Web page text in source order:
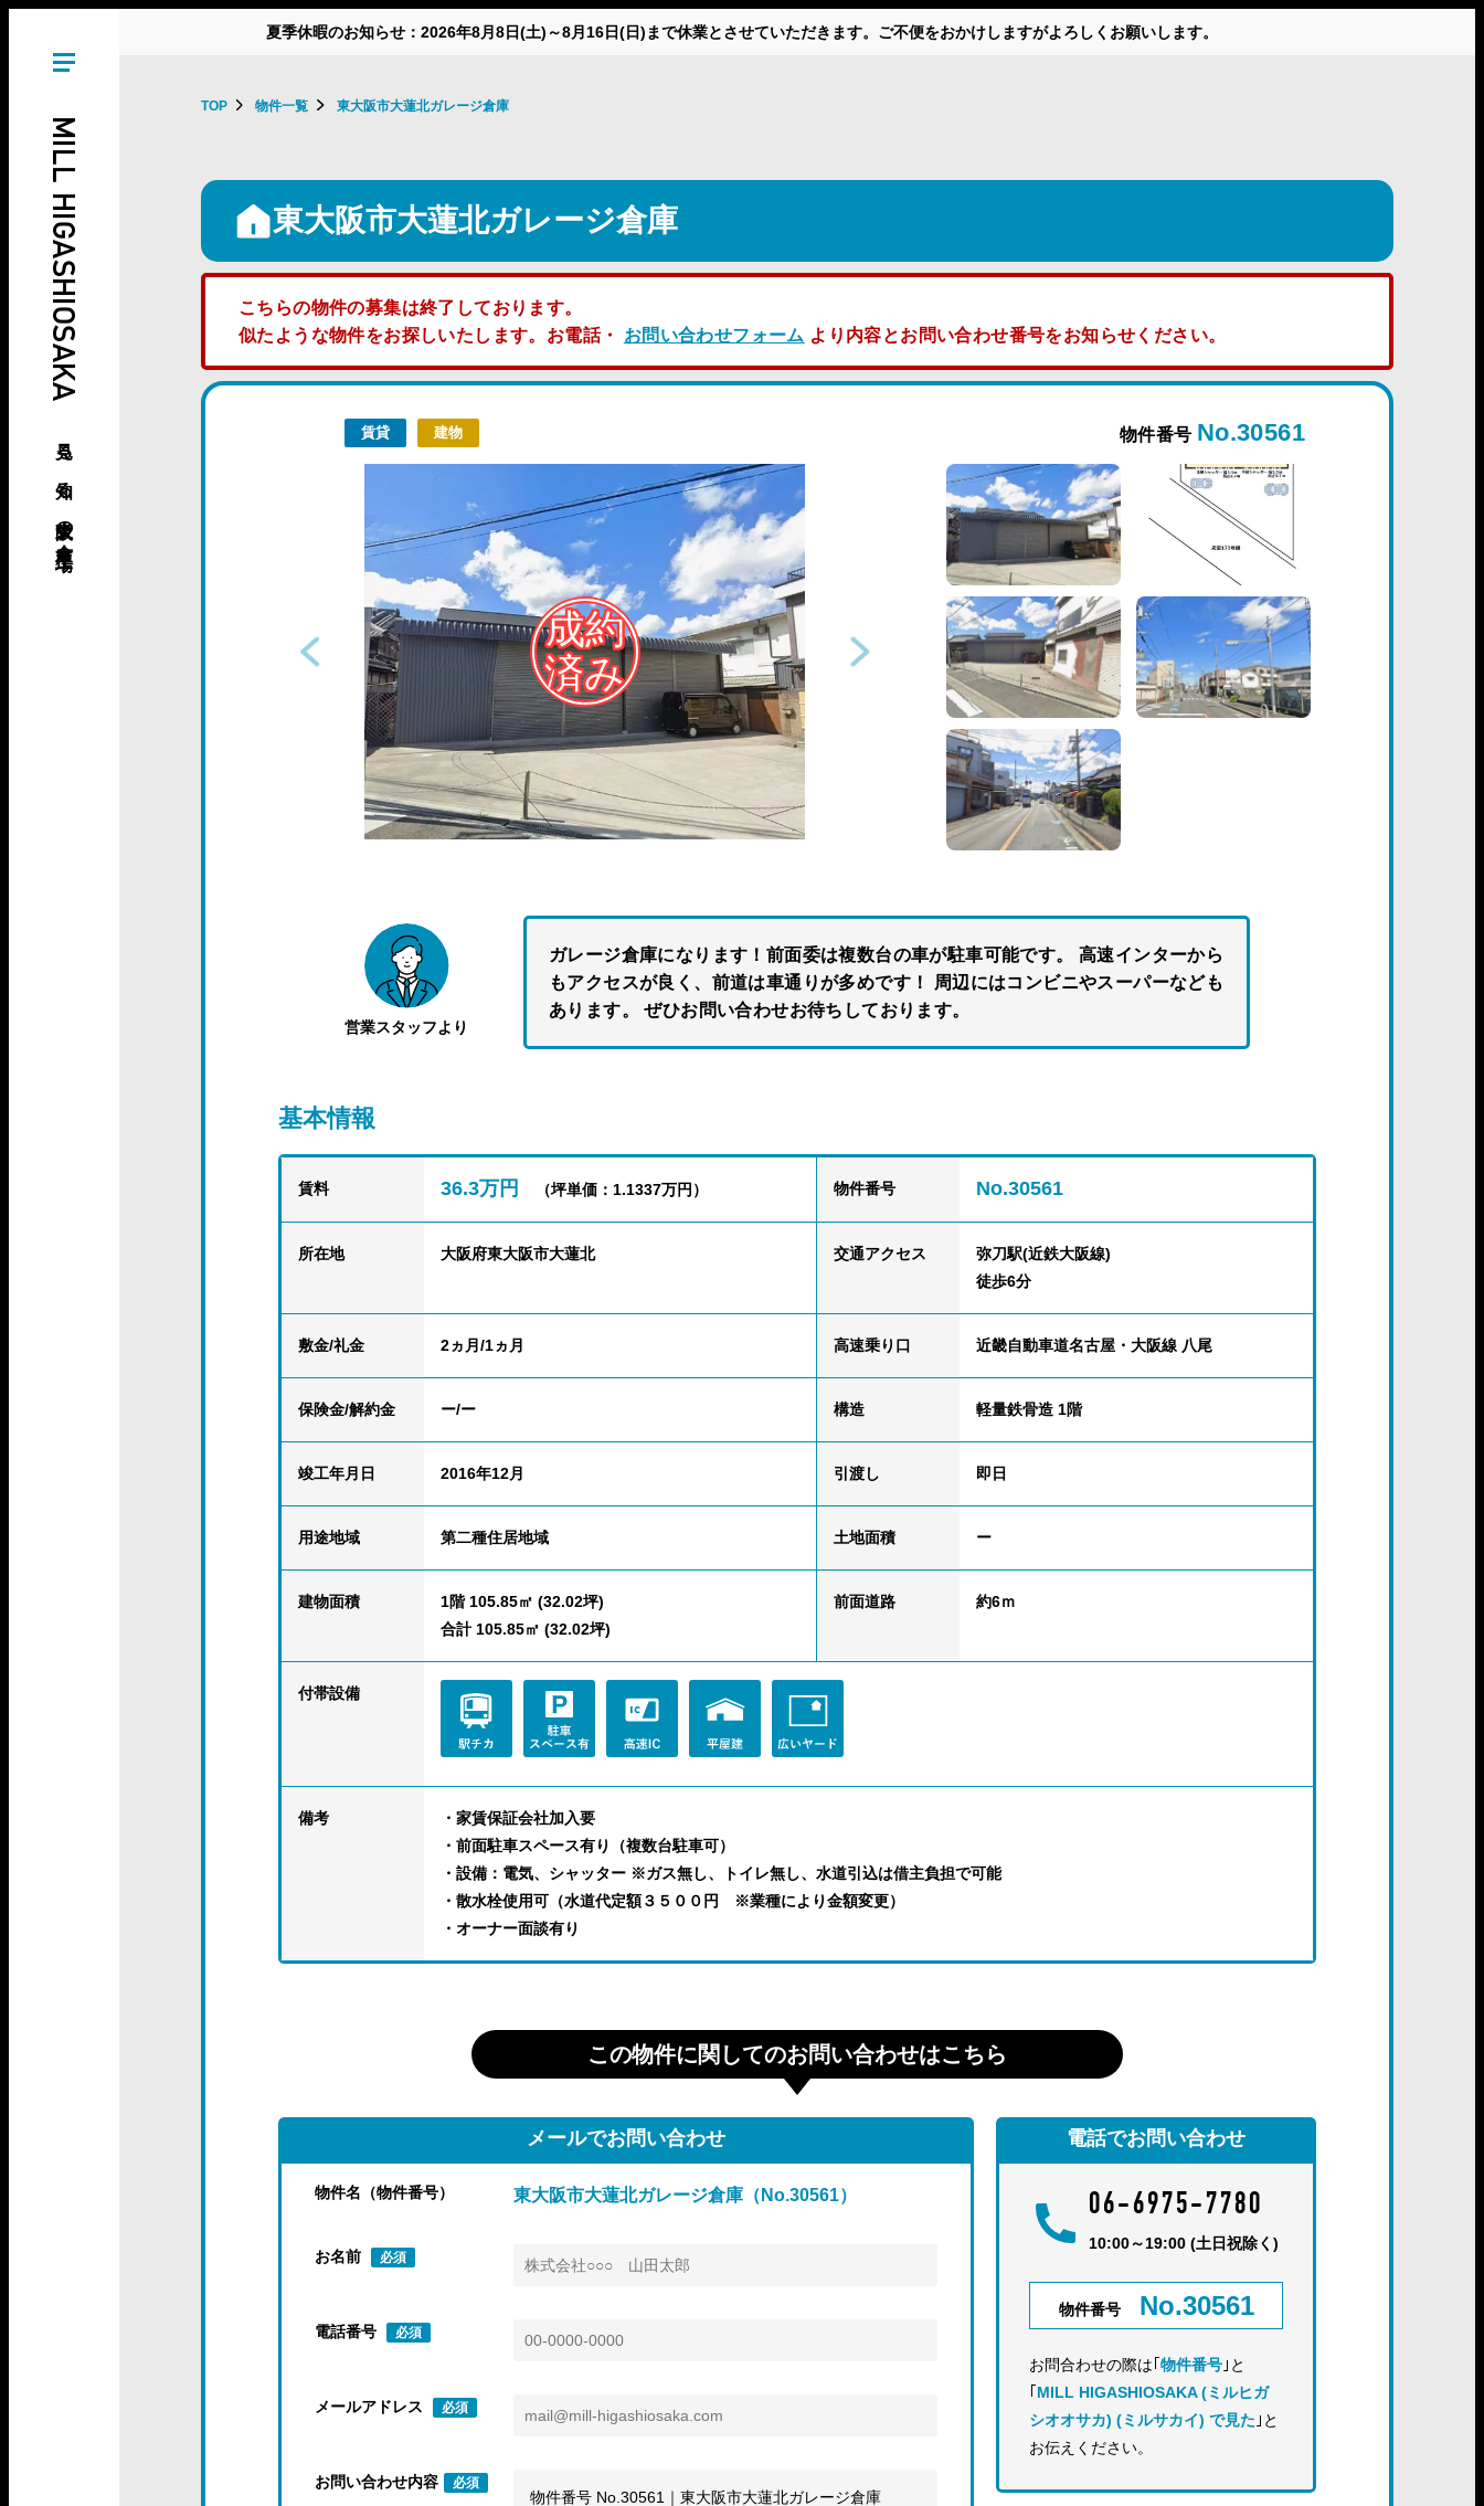
夏季休暇のお知らせ：2026年8月8日(土)～8月16日(日)まで休業とさせていただきます。ご不便をおかけしますがよろしくお願いします。
MILL HIGASHIOSAKA
見る、知る、東大阪の倉庫･工場
TOP 物件一覧 東大阪市大蓮北ガレージ倉庫
東大阪市大蓮北ガレージ倉庫
こちらの物件の募集は終了しております。
似たような物件をお探しいたします。お電話・ お問い合わせフォーム より内容とお問い合わせ番号をお知らせください。
賃貸 建物 物件番号 No.30561
営業スタッフより
ガレージ倉庫になります！前面委は複数台の車が駐車可能です。 高速インターから
もアクセスが良く、前道は車通りが多めです！ 周辺にはコンビニやスーパーなども
あります。 ぜひお問い合わせお待ちしております。
基本情報
賃料 36.3万円 （坪単価：1.1337万円） 物件番号 No.30561
所在地 大阪府東大阪市大蓮北 交通アクセス
弥刀駅(近鉄大阪線)
徒歩6分
敷金/礼金 2ヵ月/1ヵ月 高速乗り口 近畿自動車道名古屋・大阪線 八尾
保険金/解約金 ー/ー 構造 軽量鉄骨造 1階
竣工年月日 2016年12月 引渡し 即日
用途地域 第二種住居地域 土地面積 ー
建物面積
1階 105.85㎡ (32.02坪)
合計 105.85㎡ (32.02坪)
前面道路 約6ｍ
付帯設備
備考
・家賃保証会社加入要
・前面駐車スペース有り（複数台駐車可）
・設備：電気、シャッター ※ガス無し、トイレ無し、水道引込は借主負担で可能
・散水栓使用可（水道代定額３５００円 ※業種により金額変更）
・オーナー面談有り
この物件に関してのお問い合わせはこちら
メールでお問い合わせ
物件名（物件番号） 東大阪市大蓮北ガレージ倉庫（No.30561）
お名前 必須
電話番号 必須
メールアドレス 必須
お問い合わせ内容 必須
電話でお問い合わせ
06-6975-7780
10:00～19:00 (土日祝除く)
物件番号 No.30561
お問合わせの際は｢ 物件番号 ｣と
MILL HIGASHIOSAKA (ミルヒガ
シオオサカ) (ミルサカイ) で見た ｣と
お伝えください。